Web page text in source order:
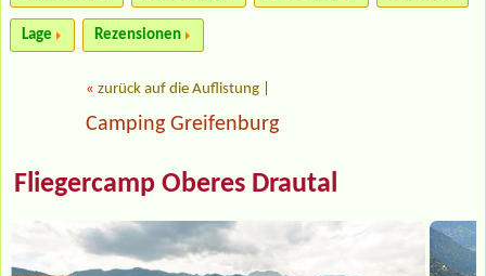
Lage Rezensionen
« zurück auf die Auflistung
Camping Greifenburg
Fliegercamp Oberes Drautal